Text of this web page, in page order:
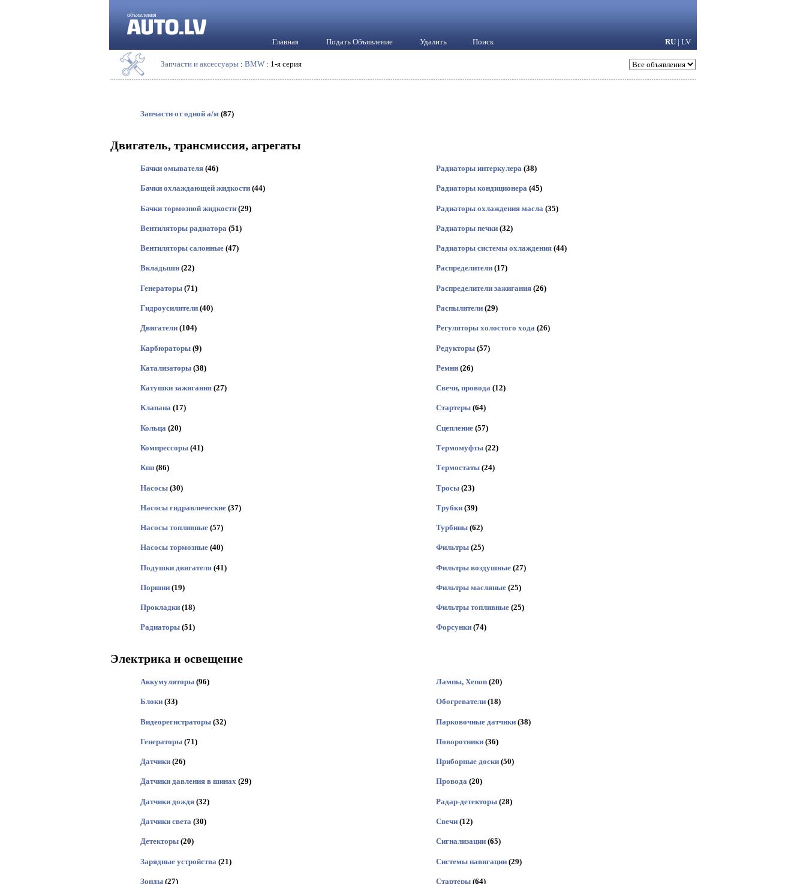
объявления
Главная Подать Объявление Удалить Поиск RU | LV
Запчасти и аксессуары : BMW : 1-я серия
Запчасти от одной а/м (87)
Двигатель, трансмиссия, агрегаты
Бачки омывателя (46)
Бачки охлаждающей жидкости (44)
Бачки тормозной жидкости (29)
Вентиляторы радиатора (51)
Вентиляторы салонные (47)
Вкладыши (22)
Генераторы (71)
Гидроусилители (40)
Двигатели (104)
Карбюраторы (9)
Катализаторы (38)
Катушки зажигания (27)
Клапана (17)
Кольца (20)
Компрессоры (41)
Кпп (86)
Насосы (30)
Насосы гидравлические (37)
Насосы топливные (57)
Насосы тормозные (40)
Подушки двигателя (41)
Поршни (19)
Прокладки (18)
Радиаторы (51)
Радиаторы интеркулера (38)
Радиаторы кондиционера (45)
Радиаторы охлаждения масла (35)
Радиаторы печки (32)
Радиаторы системы охлаждения (44)
Распределители (17)
Распределители зажигания (26)
Распылители (29)
Регуляторы холостого хода (26)
Редукторы (57)
Ремни (26)
Свечи, провода (12)
Стартеры (64)
Сцепление (57)
Термомуфты (22)
Термостаты (24)
Тросы (23)
Трубки (39)
Турбины (62)
Фильтры (25)
Фильтры воздушные (27)
Фильтры масляные (25)
Фильтры топливные (25)
Форсунки (74)
Электрика и освещение
Аккумуляторы (96)
Блоки (33)
Видеорегистраторы (32)
Генераторы (71)
Датчики (26)
Датчики давления в шинах (29)
Датчики дождя (32)
Датчики света (30)
Детекторы (20)
Зарядные устройства (21)
Зонды (27)
Лампы, Xenon (20)
Обогреватели (18)
Парковочные датчики (38)
Поворотники (36)
Приборные доски (50)
Провода (20)
Радар-детекторы (28)
Свечи (12)
Сигнализации (65)
Системы навигации (29)
Стартеры (64)